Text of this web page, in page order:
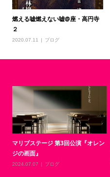
燃える嘘燃えない嘘@座・高円寺
２
2020.07.11 ブログ
2026年あけましておめでと